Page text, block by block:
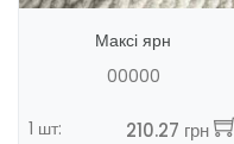
Максі ярн
00000
1 шт:
210.27 грн